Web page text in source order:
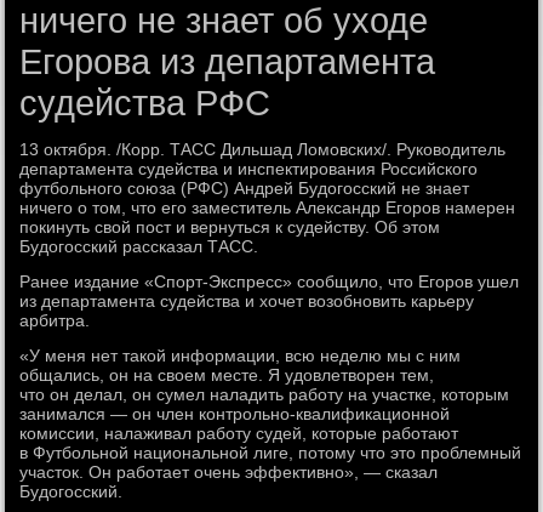
ничего не знает об уходе
Егорова из департамента
судейства РФС
13 октября. /Корр. ТАСС Дильшад Ломовских/. Руководитель
департамента судейства и инспектирования Российского
футбольного союза (РФС) Андрей Будогосский не знает
ничего о том, что его заместитель Александр Егоров намерен
покинуть свой пост и вернуться к судейству. Об этом
Будогосский рассказал ТАСС.
Ранее издание «Спорт-Экспресс» сообщило, что Егоров ушел
из департамента судейства и хочет возобновить карьеру
арбитра.
«У меня нет такой информации, всю неделю мы с ним
общались, он на своем месте. Я удовлетворен тем,
что он делал, он сумел наладить работу на участке, которым
занимался — он член контрольно-квалификационной
комиссии, налаживал работу судей, которые работают
в Футбольной национальной лиге, потому что это проблемный
участок. Он работает очень эффективно», — сказал
Будогосский.